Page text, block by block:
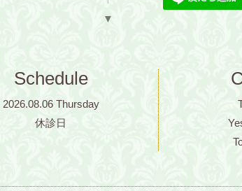
▼
Schedule
2026.08.06 Thursday
休診日